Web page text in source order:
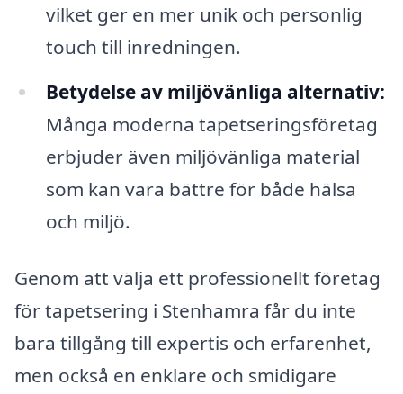
vilket ger en mer unik och personlig
touch till inredningen.
Betydelse av miljövänliga alternativ:
Många moderna tapetseringsföretag
erbjuder även miljövänliga material
som kan vara bättre för både hälsa
och miljö.
Genom att välja ett professionellt företag
för tapetsering i Stenhamra får du inte
bara tillgång till expertis och erfarenhet,
men också en enklare och smidigare